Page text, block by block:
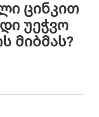
Ცინკით
Უეჭვო
Მიბმას?